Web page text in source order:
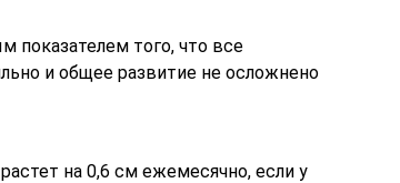
показателем того, что все
и общее развитие не осложнено
на 0,6 см ежемесячно, если у